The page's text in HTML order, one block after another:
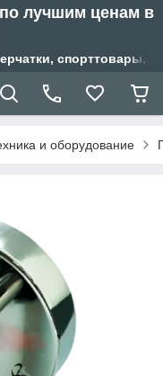
лучшим ценам в
и оборудование